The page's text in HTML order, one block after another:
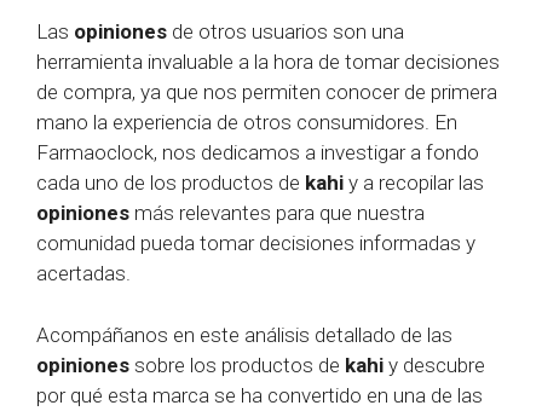
Las opiniones de otros usuarios son una
herramienta invaluable a la hora de tomar decisiones
de compra, ya que nos permiten conocer de primera
mano la experiencia de otros consumidores. En
Farmaoclock, nos dedicamos a investigar a fondo
cada uno de los productos de kahi y a recopilar las
opiniones más relevantes para que nuestra
comunidad pueda tomar decisiones informadas y
acertadas.
Acompáñanos en este análisis detallado de las
opiniones sobre los productos de kahi y descubre
por qué esta marca se ha convertido en una de las